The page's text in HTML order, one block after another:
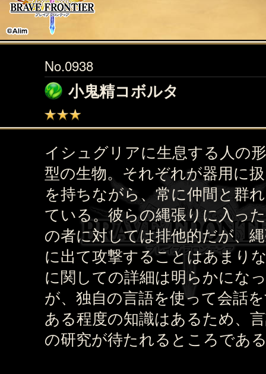
No.0938
小鬼精コボルタ
イシュグリアに生息する人の
型の生物。それぞれが器用に
を持ちながら、常に仲間と群
ている。彼らの縄張りに入っ
の者に対しては排他的だが、
に出て攻撃することはあまり
に関しての詳細は明らかにな
が、独自の言語を使って会話
ある程度の知識はあるため、
の研究が待たれるところであ